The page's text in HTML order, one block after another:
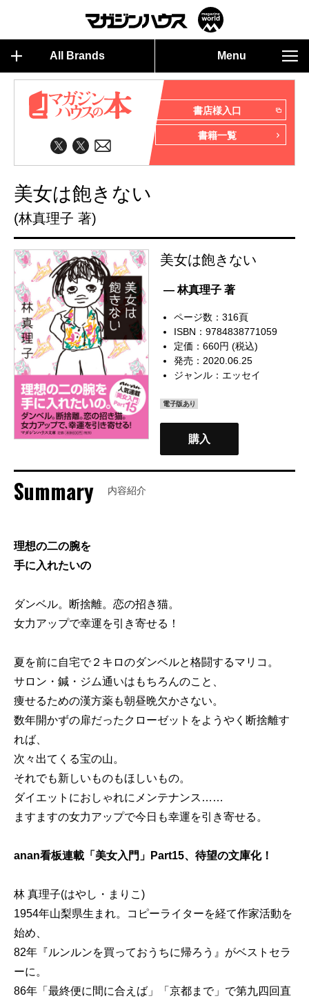
All Brands Menu
書店様入口
書籍一覧
美女は飽きない
(林真理子 著)
美女は飽きない
— 林真理子 著
ページ数：316頁
ISBN：9784838771059
定価：660円 (税込)
発売：2020.06.25
ジャンル： エッセイ
電子版あり
購入
Summary 内容紹介
理想の二の腕を
手に入れたいの
ダンベル。断捨離。恋の招き猫。
女力アップで幸運を引き寄せる！
夏を前に自宅で２キロのダンベルと格闘するマリコ。
サロン・鍼・ジム通いはもちろんのこと、
痩せるための漢方薬も朝昼晩欠かさない。
数年開かずの扉だったクローゼットをようやく断捨離す
れば、
次々出てくる宝の山。
それでも新しいものもほしいもの。
ダイエットにおしゃれにメンテナンス……
ますますの女力アップで今日も幸運を引き寄せる。
anan看板連載「美女入門」Part15、待望の文庫化！
林 真理子(はやし・まりこ)
1954年山梨県生まれ。コピーライターを経て作家活動を
始め、
82年『ルンルンを買っておうちに帰ろう』がベストセラ
ーに。
86年「最終便に間に合えば」「京都まで」で第九四回直